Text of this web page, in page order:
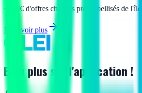
+150€ d'offres chez les pros labellisés de l'île.
En savoir plus
Bien plus sur l'application !